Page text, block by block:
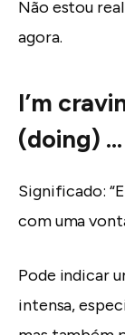
Não estou
agora.
I’m
(doing) …
Significado:
com uma
Pode indicar
intensa,